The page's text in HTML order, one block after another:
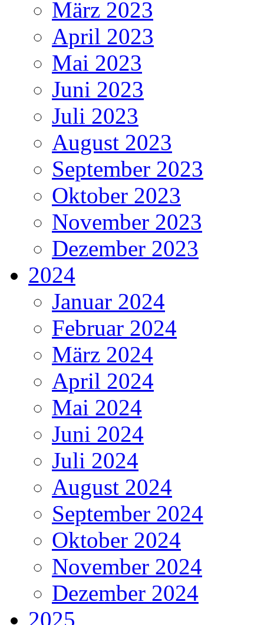
März 2023
April 2023
Mai 2023
Juni 2023
Juli 2023
August 2023
September 2023
Oktober 2023
November 2023
Dezember 2023
2024
Januar 2024
Februar 2024
März 2024
April 2024
Mai 2024
Juni 2024
Juli 2024
August 2024
September 2024
Oktober 2024
November 2024
Dezember 2024
2025